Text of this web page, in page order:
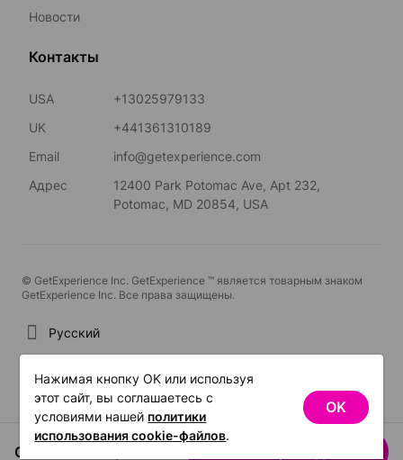
Новости
Контакты
USA
+13025979133
UK
+441361310189
Email
info@getexperience.com
Адрес
12400 Park Potomac Ave, Apt 232,
Potomac, MD 20854, USA
© GetExperience Inc. GetExperience ™ является товарным знаком
GetExperience Inc. Все права защищены.
Русский
От US$49.17
Нажимая кнопку OK или используя
этот сайт, вы соглашаетесь с
условиями нашей политики
использования cookie-файлов.
OK